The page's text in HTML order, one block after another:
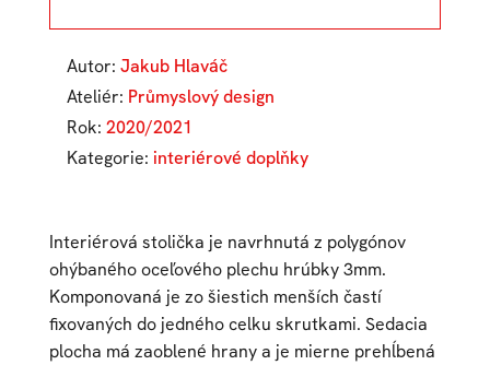
Autor: Jakub Hlaváč
Ateliér: Průmyslový design
Rok: 2020/2021
Kategorie: interiérové doplňky
Interiérová stolička je navrhnutá z polygónov
ohýbaného oceľového plechu hrúbky 3mm.
Komponovaná je zo šiestich menších častí
fixovaných do jedného celku skrutkami. Sedacia
plocha má zaoblené hrany a je mierne prehĺbená